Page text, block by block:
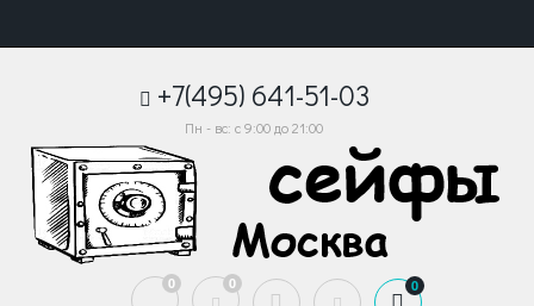
+7(495) 641-51-03
Пн - вс: с 9:00 до 21:00
0 0 0